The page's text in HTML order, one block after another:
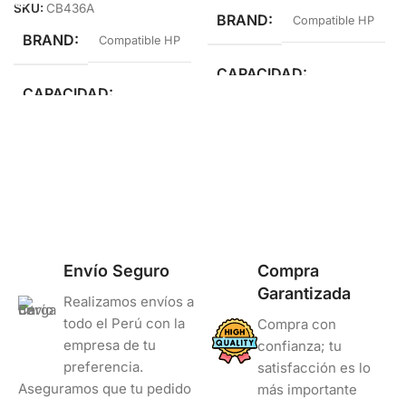
SKU: CB436A
BRAND Compatible HP
CAPACIDAD
BRAND Compatible HP
CAPACIDAD
Envío Seguro
Realizamos envíos a
todo el Perú con la
empresa de tu
preferencia.
Aseguramos que tu pedido
Compra
Garantizada
Compra con
confianza; tu
satisfacción es lo
más importante